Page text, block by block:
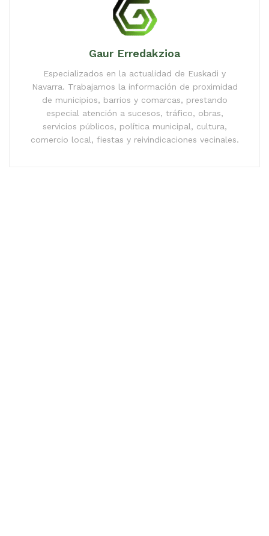
Gaur Erredakzioa
Especializados en la actualidad de Euskadi y
Navarra. Trabajamos la información de proximidad
de municipios, barrios y comarcas, prestando
especial atención a sucesos, tráfico, obras,
servicios públicos, política municipal, cultura,
comercio local, fiestas y reivindicaciones vecinales.